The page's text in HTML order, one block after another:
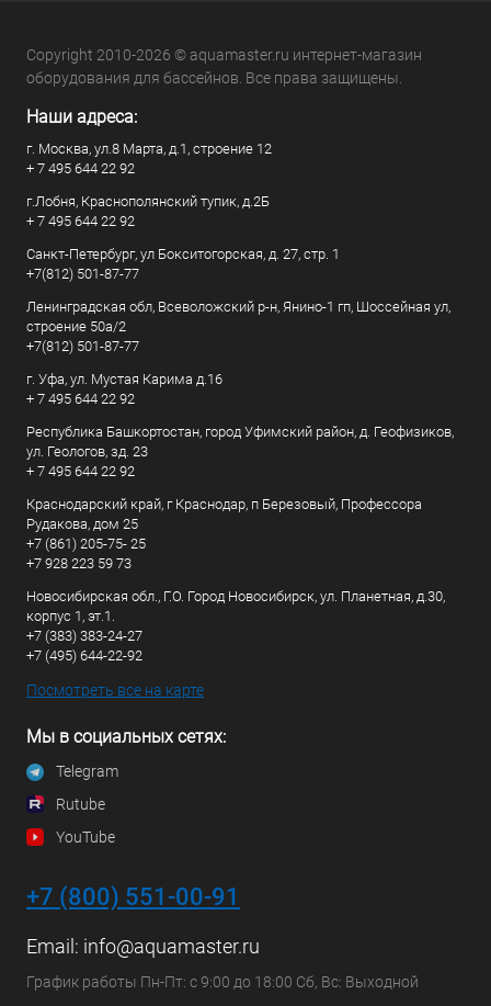
Copyright 2010-2026 © aquamaster.ru интернет-магазин
оборудования для бассейнов. Все права защищены.
Наши адреса:
г. Москва, ул.8 Марта, д.1, строение 12
+ 7 495 644 22 92
г.Лобня, Краснополянский тупик, д.2Б
+ 7 495 644 22 92
Санкт-Петербург, ул Бокситогорская, д. 27, стр. 1
+7(812) 501-87-77
Ленинградская обл, Всеволожский р-н, Янино-1 гп, Шоссейная ул,
строение 50а/2
+7(812) 501-87-77
г. Уфа, ул. Мустая Карима д.16
+ 7 495 644 22 92
Республика Башкортостан, город Уфимский район, д. Геофизиков,
ул. Геологов, зд. 23
+ 7 495 644 22 92
Краснодарский край, г Краснодар, п Березовый, Профессора
Рудакова, дом 25
+7 (861) 205-75- 25
+7 928 223 59 73
Новосибирская обл., Г.О. Город Новосибирск, ул. Планетная, д.30,
корпус 1, эт.1.
+7 (383) 383-24-27
+7 (495) 644-22-92
Посмотреть все на карте
Мы в социальных сетях:
Telegram
Rutube
YouTube
+7 (800) 551-00-91
Email: info@aquamaster.ru
График работы Пн-Пт: с 9:00 до 18:00 Сб, Вс: Выходной